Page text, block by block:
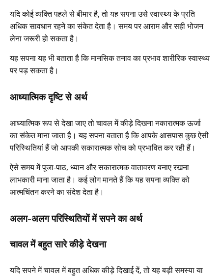
यदि कोई व्यक्ति पहले से बीमार है, तो यह सपना उसे स्वास्थ्य के प्रति
अधिक सावधान रहने का संकेत देता है। समय पर आराम और सही भोजन
लेना जरूरी हो सकता है।
यह सपना यह भी बताता है कि मानसिक तनाव का प्रभाव शारीरिक स्वास्थ्य
पर पड़ सकता है।
आध्यात्मिक दृष्टि से अर्थ
आध्यात्मिक रूप से देखा जाए तो चावल में कीड़े दिखना नकारात्मक ऊर्जा
का संकेत माना जाता है। यह सपना बताता है कि आपके आसपास कुछ ऐसी
परिस्थितियां हैं जो आपकी सकारात्मक सोच को प्रभावित कर रही हैं।
ऐसे समय में पूजा-पाठ, ध्यान और सकारात्मक वातावरण बनाए रखना
लाभकारी माना जाता है। कई लोग मानते हैं कि यह सपना व्यक्ति को
आत्मचिंतन करने का संदेश देता है।
अलग-अलग परिस्थितियों में सपने का अर्थ
चावल में बहुत सारे कीड़े देखना
यदि सपने में चावल में बहुत अधिक कीड़े दिखाई दें, तो यह बड़ी समस्या या